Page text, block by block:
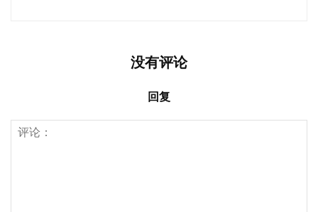
没有评论
回复